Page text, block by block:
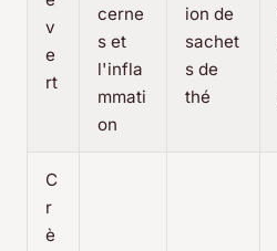
v
e
rt
cerne
s et
l'infla
mmati
on
ion de
sachet
s de
thé
C
r
è